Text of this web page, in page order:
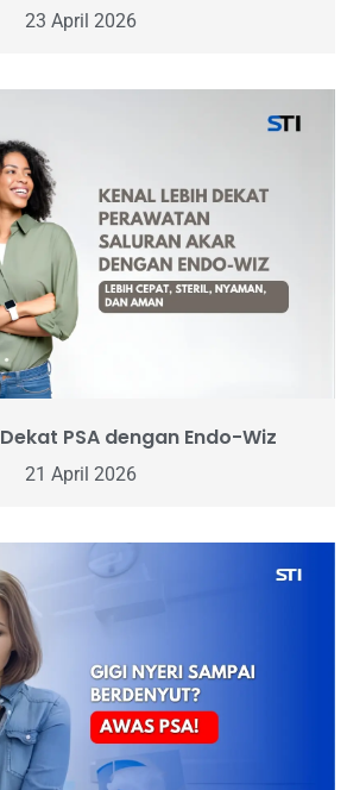
23 April 2026
PSA dengan Endo-Wiz
21 April 2026